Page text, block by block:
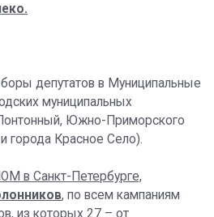
депутатов в Муниципальные
муниципальных
Южно-Приморского
города Красное Село).
в Санкт-Петербурге,
, по всем кампаниям
из которых 27 – от